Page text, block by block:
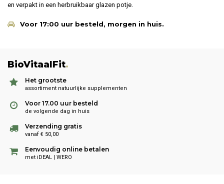
en verpakt in een herbruikbaar glazen potje.
Voor 17:00 uur besteld, morgen in huis.
BioVitaalFit.
Het grootste
assortiment natuurlijke supplementen
Voor 17.00 uur besteld
de volgende dag in huis
Verzending gratis
vanaf € 50,00
Eenvoudig online betalen
met iDEAL | WERO